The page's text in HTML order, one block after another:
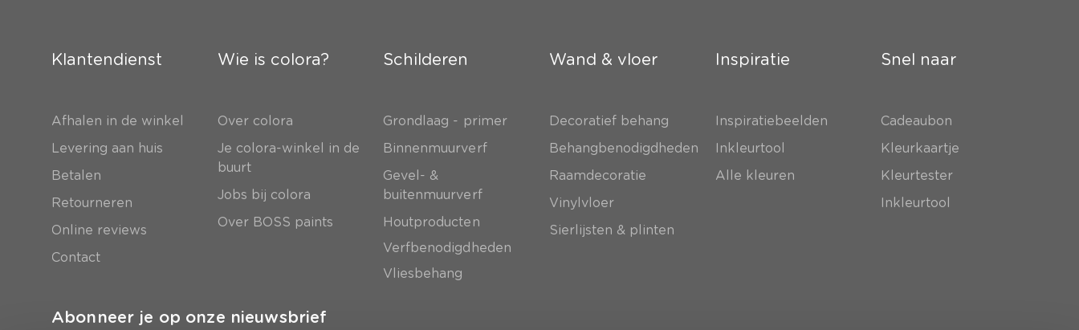
Klantendienst
Afhalen in de winkel
Levering aan huis
Betalen
Retourneren
Online reviews
Contact
Wie is colora?
Over colora
Je colora-winkel in de
buurt
Jobs bij colora
Over BOSS paints
Schilderen
Grondlaag - primer
Binnenmuurverf
Gevel- &
buitenmuurverf
Houtproducten
Verfbenodigdheden
Vliesbehang
Wand & vloer
Decoratief behang
Behangbenodigdheden
Raamdecoratie
Vinylvloer
Sierlijsten & plinten
Inspiratie
Inspiratiebeelden
Inkleurtool
Alle kleuren
Snel naar
Cadeaubon
Kleurkaartje
Kleurtester
Inkleurtool
Abonneer je op onze nieuwsbrief